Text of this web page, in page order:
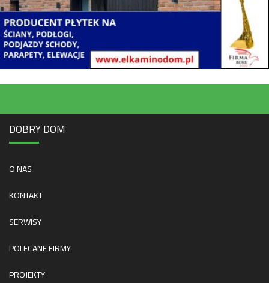
DOBRY DOM
O NAS
KONTAKT
SERWISY
POLECANE FIRMY
PROJEKTY